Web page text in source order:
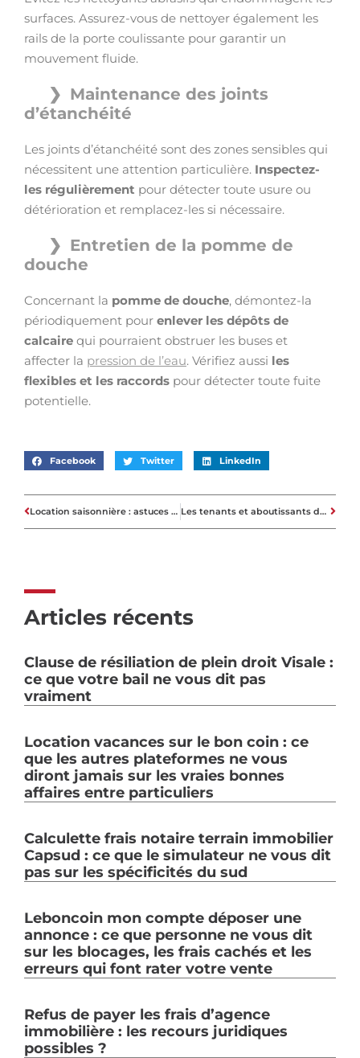
surfaces. Assurez-vous de nettoyer également les
rails de la porte coulissante pour garantir un
mouvement fluide.
Maintenance des joints
d’étanchéité
Les joints d’étanchéité sont des zones sensibles qui
nécessitent une attention particulière. Inspectez-
les régulièrement pour détecter toute usure ou
détérioration et remplacez-les si nécessaire.
Entretien de la pomme de
douche
Concernant la pomme de douche, démontez-la
périodiquement pour enlever les dépôts de
calcaire qui pourraient obstruer les buses et
affecter la pression de l’eau. Vérifiez aussi les
flexibles et les raccords pour détecter toute fuite
potentielle.
Facebook Twitter LinkedIn
Location saisonnière : astuces pour rédiger un contrat gagnant-gagnant Les tenants et aboutissants de la quittance de loyer dans le domaine immobilier
Articles récents
Clause de résiliation de plein droit Visale :
ce que votre bail ne vous dit pas
vraiment
Location vacances sur le bon coin : ce
que les autres plateformes ne vous
diront jamais sur les vraies bonnes
affaires entre particuliers
Calculette frais notaire terrain immobilier
Capsud : ce que le simulateur ne vous dit
pas sur les spécificités du sud
Leboncoin mon compte déposer une
annonce : ce que personne ne vous dit
sur les blocages, les frais cachés et les
erreurs qui font rater votre vente
Refus de payer les frais d’agence
immobilière : les recours juridiques
possibles ?